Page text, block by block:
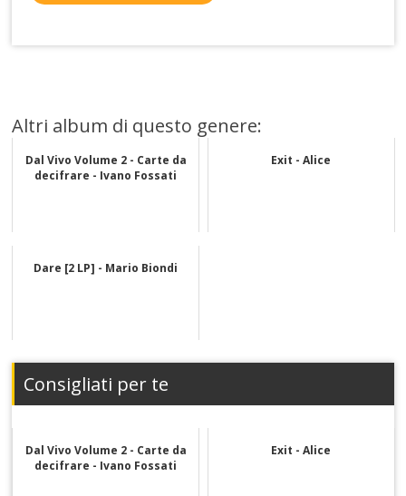
Altri album di questo genere:
Dal Vivo Volume 2 - Carte da
decifrare - Ivano Fossati
Exit - Alice
Dare [2 LP] - Mario Biondi
Consigliati per te
Dal Vivo Volume 2 - Carte da
decifrare - Ivano Fossati
Exit - Alice